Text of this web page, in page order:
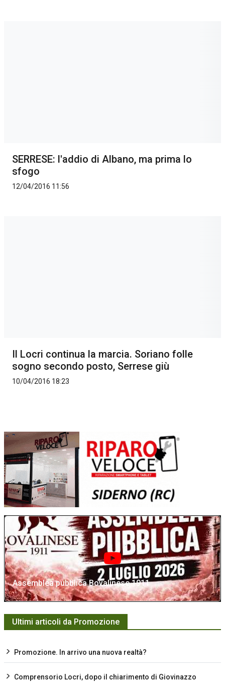
SERRESE: l'addio di Albano, ma prima lo
sfogo
12/04/2016 11:56
Il Locri continua la marcia. Soriano folle
sogno secondo posto, Serrese giù
10/04/2016 18:23
Assemblea pubblica Bovalinese 1911
Ultimi articoli da Promozione
Promozione. In arrivo una nuova realtà?
Comprensorio Locri, dopo il chiarimento di Giovinazzo